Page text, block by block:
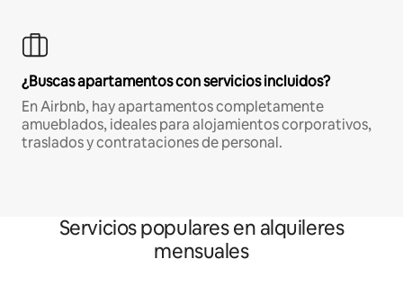
¿Buscas apartamentos con servicios incluidos?
En Airbnb, hay apartamentos completamente
amueblados, ideales para alojamientos corporativos,
traslados y contrataciones de personal.
Servicios populares en alquileres
mensuales